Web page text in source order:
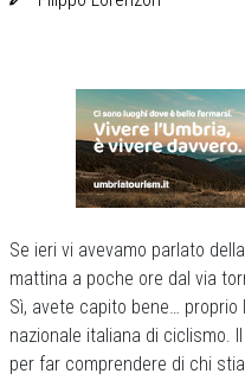
Se ieri vi avevamo parlato della
mattina a poche ore dal via
Sì, avete capito bene…
nazionale italiana di ciclismo.
per far comprendere di chi